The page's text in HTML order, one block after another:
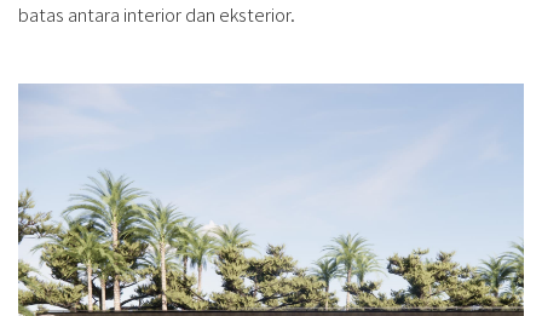
batas antara interior dan eksterior.